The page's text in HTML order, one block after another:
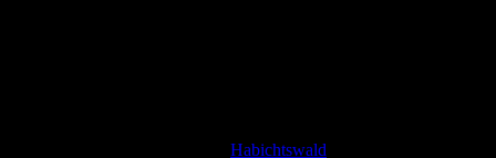
Habichtswald